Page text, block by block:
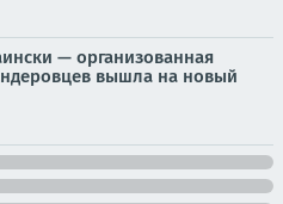
— организованная
вышла на новый